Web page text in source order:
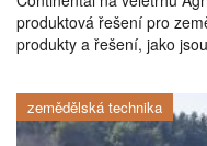
produktová řešení pro
produkty a řešení, jako
zemědělská technika